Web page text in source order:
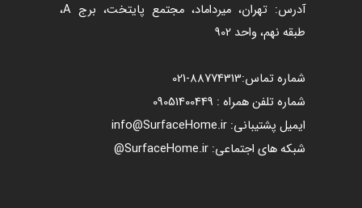
آدرس: تهران، میرداماد، مجتمع پایتخت، برج A،
طبقه نهم، واحد 902
شماره تماس:88774313​​​​​​​
-021​​​​​​​
شماره تلفن همراه : 09051400449
ایمیل پشتیبانی: info@SurfaceHome.ir
شبکه های اجتماعی: SurfaceHome.ir@